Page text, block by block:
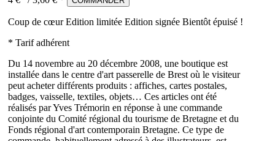
Coup de cœur Edition limitée Edition signée Bientôt épuisé !
* Tarif adhérent
Du 14 novembre au 20 décembre 2008, une boutique est
installée dans le centre d'art passerelle de Brest où le visiteur
peut acheter différents produits : affiches, cartes postales,
badges, vaisselle, textiles, objets… Ces articles ont été
réalisés par Yves Trémorin en réponse à une commande
conjointe du Comité régional du tourisme de Bretagne et du
Fonds régional d'art contemporain Bretagne. Ce type de